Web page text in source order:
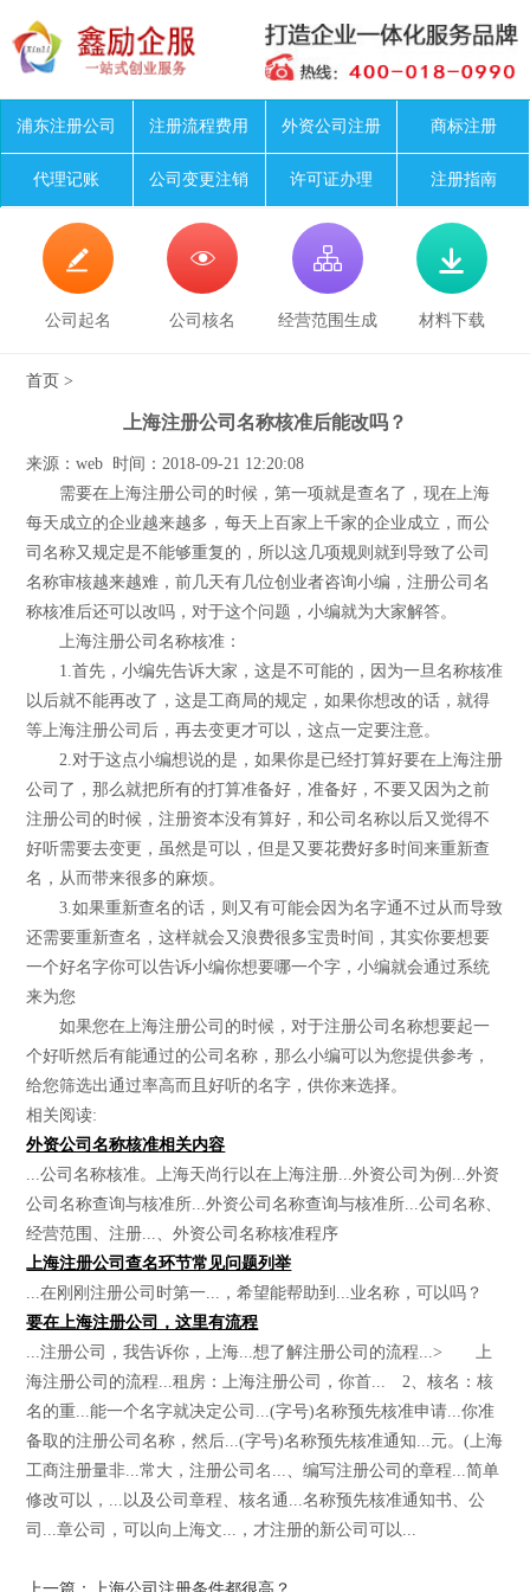
浦东注册公司 注册流程费用 外资公司注册 商标注册
代理记账 公司变更注销 许可证办理 注册指南

公司起名

公司核名

经营范围生成

材料下载
首页 >
上海注册公司名称核准后能改吗？
来源：web 时间：2018-09-21 12:20:08
需要在上海注册公司的时候，第一项就是查名了，现在上海
每天成立的企业越来越多，每天上百家上千家的企业成立，而公
司名称又规定是不能够重复的，所以这几项规则就到导致了公司
名称审核越来越难，前几天有几位创业者咨询小编，注册公司名
称核准后还可以改吗，对于这个问题，小编就为大家解答。
上海注册公司名称核准：
1.首先，小编先告诉大家，这是不可能的，因为一旦名称核准
以后就不能再改了，这是工商局的规定，如果你想改的话，就得
等上海注册公司后，再去变更才可以，这点一定要注意。
2.对于这点小编想说的是，如果你是已经打算好要在上海注册
公司了，那么就把所有的打算准备好，准备好，不要又因为之前
注册公司的时候，注册资本没有算好，和公司名称以后又觉得不
好听需要去变更，虽然是可以，但是又要花费好多时间来重新查
名，从而带来很多的麻烦。
3.如果重新查名的话，则又有可能会因为名字通不过从而导致
还需要重新查名，这样就会又浪费很多宝贵时间，其实你要想要
一个好名字你可以告诉小编你想要哪一个字，小编就会通过系统
来为您
如果您在上海注册公司的时候，对于注册公司名称想要起一
个好听然后有能通过的公司名称，那么小编可以为您提供参考，
给您筛选出通过率高而且好听的名字，供你来选择。
相关阅读:
外资公司名称核准相关内容
...公司名称核准。上海天尚行以在上海注册...外资公司为例...外资
公司名称查询与核准所...外资公司名称查询与核准所...公司名称、
经营范围、注册...、外资公司名称核准程序
上海注册公司查名环节常见问题列举
...在刚刚注册公司时第一...，希望能帮助到...业名称，可以吗？
要在上海注册公司，这里有流程
...注册公司，我告诉你，上海...想了解注册公司的流程...> 上
海注册公司的流程...租房：上海注册公司，你首... 2、核名：核
名的重...能一个名字就决定公司...(字号)名称预先核准申请...你准
备取的注册公司名称，然后...(字号)名称预先核准通知...元。(上海
工商注册量非...常大，注册公司名...、编写注册公司的章程...简单
修改可以，...以及公司章程、核名通...名称预先核准通知书、公
司...章公司，可以向上海文...，才注册的新公司可以...